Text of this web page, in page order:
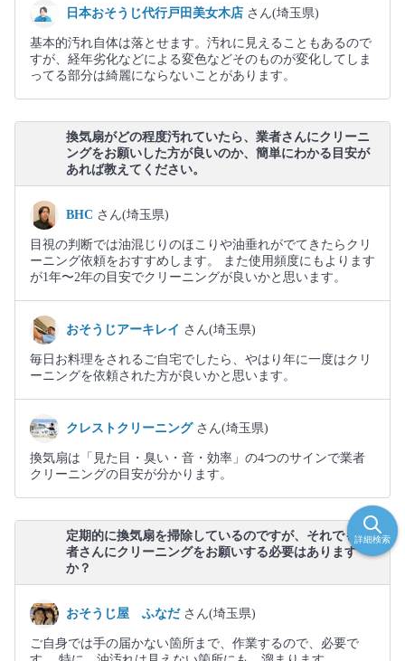
日本おそうじ代行戸田美女木店 さん(埼玉県)
基本的汚れ自体は落とせます。汚れに見えることもあるので
すが、経年劣化などによる変色などそのものが変化してしま
ってる部分は綺麗にならないことがあります。
換気扇がどの程度汚れていたら、業者さんにクリーニ
ングをお願いした方が良いのか、簡単にわかる目安が
あれば教えてください。
BHC さん(埼玉県)
目視の判断では油混じりのほこりや油垂れがでてきたらクリ
ーニング依頼をおすすめします。 また使用頻度にもよります
が1年〜2年の目安でクリーニングが良いかと思います。
おそうじアーキレイ さん(埼玉県)
毎日お料理をされるご自宅でしたら、やはり年に一度はクリ
ーニングを依頼された方が良いかと思います。
クレストクリーニング さん(埼玉県)
換気扇は「見た目・臭い・音・効率」の4つのサインで業者
クリーニングの目安が分かります。
定期的に換気扇を掃除しているのですが、それでも業
者さんにクリーニングをお願いする必要はあります
か？
おそうじ屋 ふなだ さん(埼玉県)
ご自身では手の届かない箇所まで、作業するので、必要で
詳細検索